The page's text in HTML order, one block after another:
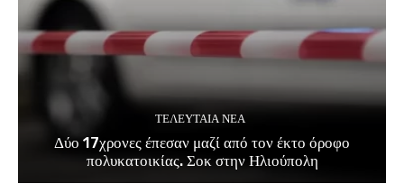
ΤΕΛΕΥΤΑΊΑ ΝΈΑ
Δύο 17χρονες έπεσαν μαζί από τον έκτο όροφο
πολυκατοικίας. Σοκ στην Ηλιούπολη